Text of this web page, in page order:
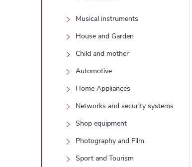
Musical instruments
House and Garden
Child and mother
Automotive
Home Appliances
Networks and security systems
Shop equipment
Photography and Film
Sport and Tourism